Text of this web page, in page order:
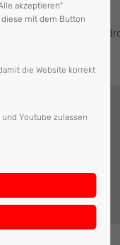
Gehsteig zu stürzen
akzeptieren"
mit dem Button
die Website korrekt
und Youtube zulassen